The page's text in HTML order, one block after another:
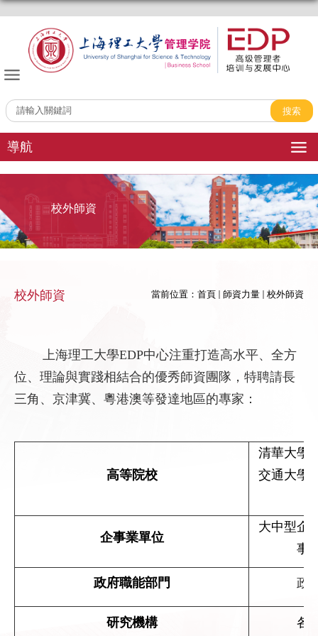
導航
校外師資
當前位置： 首頁 師資力量 校外師資
校外師資
上海理工大學EDP中心注重打造高水平、全方
位、理論與實踐相結合的優秀師資團隊，特聘請長
三角、京津冀、粵港澳等發達地區的專家：
高等院校
清華大學
交通大學
企事業單位
大中型企
事
政府職能部門 政
研究機構 各